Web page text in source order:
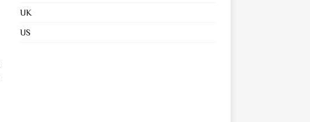
UK
US